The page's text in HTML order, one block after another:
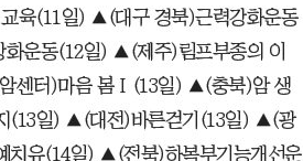
육(11일) ▲(대구 경북)근력강화운동
운동(12일) ▲(제주)림프부종의 이
센터)마음 봄Ⅰ(13일) ▲(충북)암 생
(13일) ▲(대전)바른걷기(13일) ▲(광
치유(14일) ▲(전북)하복부기능개선운